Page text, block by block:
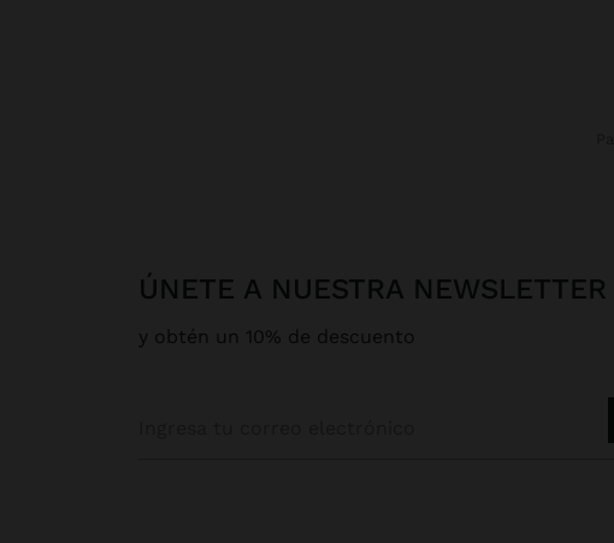
ÚNETE A NUESTRA NEWSLETTER
y obtén un 10% de descuento